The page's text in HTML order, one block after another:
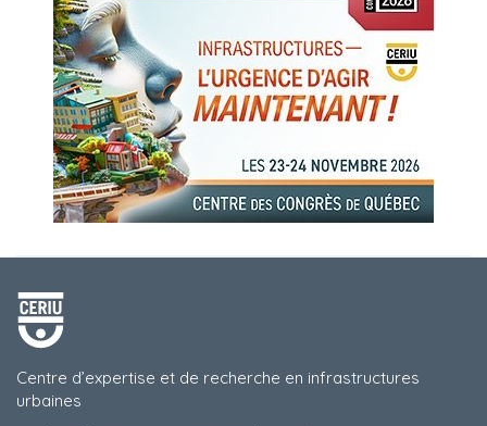
Centre d’expertise et de recherche en infrastructures
urbaines